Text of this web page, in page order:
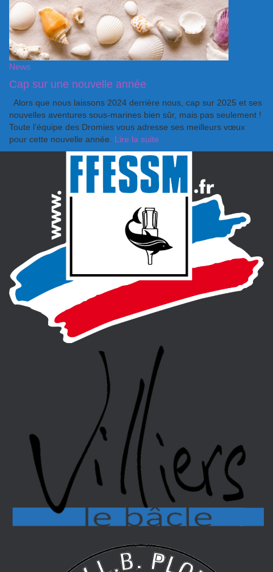
News
Cap sur une nouvelle année
Alors que nous laissons 2024 derrière nous, cap sur 2025 et ses
nouvelles aventures sous-marines bien sûr, mais pas seulement !
Toute l’équipe des Dromies vous adresse ses meilleurs vœux
pour cette nouvelle année.
Lire la suite